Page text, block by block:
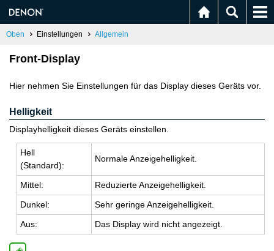
Oben Einstellungen Allgemein
Front-Display
Hier nehmen Sie Einstellungen für das Display dieses Geräts vor.
Helligkeit
Displayhelligkeit dieses Geräts einstellen.
Hell
(Stan­dard):
Nor­ma­le An­zei­ge­hel­lig­keit.
Mit­tel:
Re­du­zier­te An­zei­ge­hel­lig­keit.
Dun­kel:
Sehr ge­rin­ge An­zei­ge­hel­lig­keit.
Aus:
Das Dis­play wird nicht an­ge­zeigt.